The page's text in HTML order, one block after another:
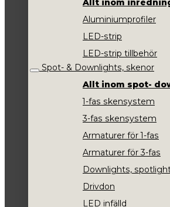
Allt inom
Aluminiumprofiler
LED-strip
LED-strip tillbehör
Spot- & Downlights, skenor
Allt inom spot-
1-fas skensystem
3-fas skensystem
Armaturer för 1-fas
Armaturer för 3-fas
Downlights,
Drivdon
LED infälld